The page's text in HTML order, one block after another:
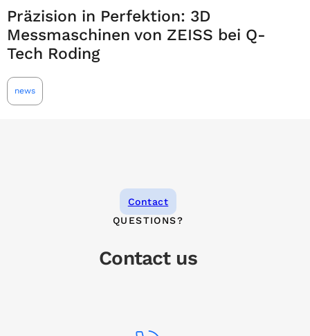
Präzision in Perfektion: 3D
Messmaschinen von ZEISS bei Q-
Tech Roding
news
Contact
QUESTIONS?
Contact us